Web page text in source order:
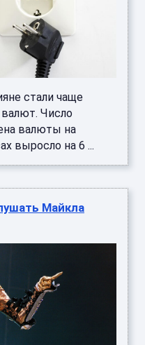
стали чаще
Число
валюты на
выросло на 6 ...
Майкла